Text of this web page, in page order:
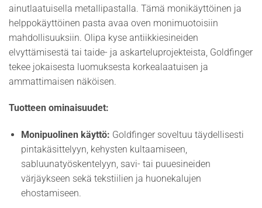
ainutlaatuisella metallipastalla. Tämä monikäyttöinen ja
helppokäyttöinen pasta avaa oven monimuotoisiin
mahdollisuuksiin. Olipa kyse antiikkiesineiden
elvyttämisestä tai taide- ja askarteluprojekteista, Goldfinger
tekee jokaisesta luomuksesta korkealaatuisen ja
ammattimaisen näköisen.
Tuotteen ominaisuudet:
Monipuolinen käyttö: Goldfinger soveltuu täydellisesti
pintakäsittelyyn, kehysten kultaamiseen,
sabluunatyöskentelyyn, savi- tai puuesineiden
värjäykseen sekä tekstiilien ja huonekalujen
ehostamiseen.